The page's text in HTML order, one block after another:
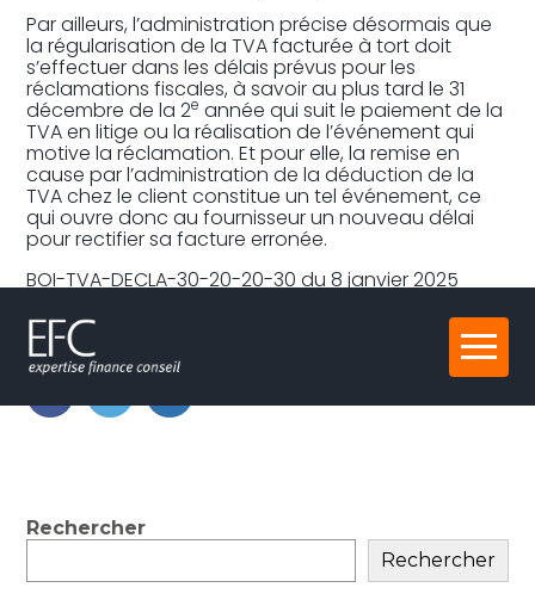
Aller
au
Par ailleurs, l’administration précise désormais que
la régularisation de la TVA facturée à tort doit
s’effectuer dans les délais prévus pour les
réclamations fiscales, à savoir au plus tard le 31
décembre de la 2e année qui suit le paiement de la
TVA en litige ou la réalisation de l’événement qui
motive la réclamation. Et pour elle, la remise en
cause par l’administration de la déduction de la
TVA chez le client constitue un tel événement, ce
qui ouvre donc au fournisseur un nouveau délai
pour rectifier sa facture erronée.
BOI-TVA-DECLA-30-20-20-30 du 8 janvier 2025
Partager :
FaceBook
TwitterLinkedIn
Blog
Rechercher
Rechercher